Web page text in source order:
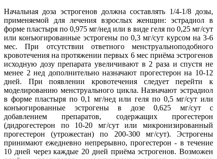
Начальная доза эстрогенов должна составлять 1/4-1/8 дозы,
применяемой для лечения взрослых женщин: эстрадиол в
форме пластыря по 0,975 мг/нед или в виде геля по 0,25 мг/сут
или конъюгированные эстрогены по 0,3 мг/сут курсом на 3-6
мес. При отсутствии ответного менструальноподобного
кровотечения на протяжении первых 6 мес приёма эстрогенов
исходную дозу препарата увеличивают в 2 раза и спустя не
менее 2 нед дополнительно назначают прогестерон на 10-12
дней. При появлении кровотечения следует перейти к
моделированию менструального цикла. Назначают эстрадиол
в форме пластыря по 0,1 мг/нед или геля по 0,5 мг/сут или
конъюгированные эстрогены в дозе 0,625 мг/сут с
добавлением препаратов, содержащих прогестерон
(дидрогестерон по 10-20 мг/сут или микронизированный
прогестерон (утрожестан) по 200-300 мг/сут). Эстрогены
принимают ежедневно непрерывно, прогестерон - в течение
10 дней через каждые 20 дней приёма эстрогенов. Возможен